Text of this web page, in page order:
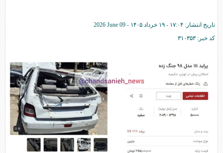
تاریخ انتشار: ۱۷:۰۴ - ۱۹ خرداد ۱۴۰۵ -
2026 June 09
کد خبر: ۳۱۰۳۵۳